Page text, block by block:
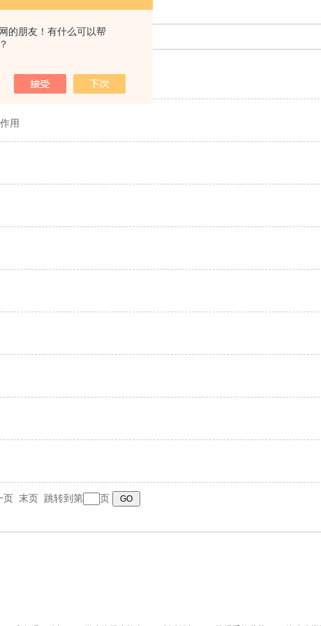
的朋友！有什么可以帮
用
页 末页 跳转到第 页